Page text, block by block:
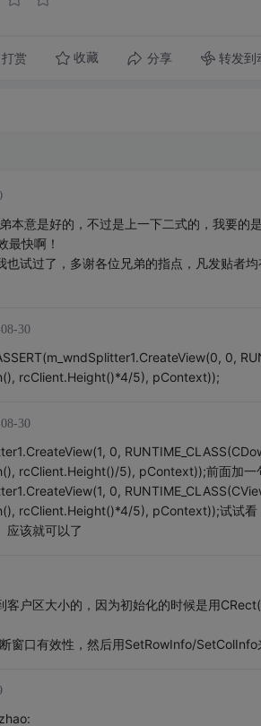
打赏 收藏 分享 转发到
本意是好的，不过是上一下二式的，我要的
最快啊！
也试过了，多谢各位兄弟的指点，凡发贴者均
30
0,
rcClient.Height()*4/5), pContext));
30
0,
rcClient.Height()/5), pContext));前面加一
0,
rcClient.Height()*4/5), pContext));试试看
应该就可以了
客户区大小的，因为初始化的时候是用
窗口有效性，然后用SetRowInfo/SetColInfo